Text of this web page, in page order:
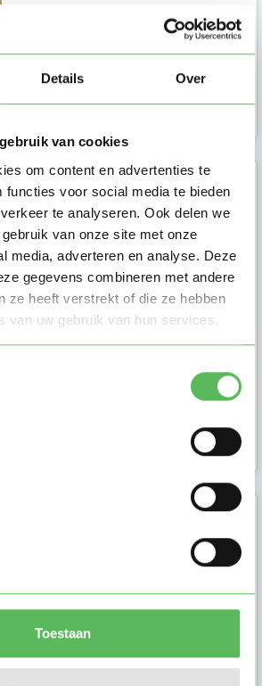
Details Over
van cookies
om content en advertenties te
functies voor social media te bieden
te analyseren. Ook delen we
van onze site met onze
media, adverteren en analyse. Deze
gegevens combineren met andere
ze heeft verstrekt of die ze hebben
van uw gebruik van hun services.
Toestaan
Daisy (17)
Hoi, ik ben Daisy, ik ben 17 jaar oud,
ik woon in Nijmegen en ik doe al
sinds mijn 13de oppas werk! ...
Hoi! Ik ben 15 jaar en vind het erg
Ik heb een beetje ervaring met ...